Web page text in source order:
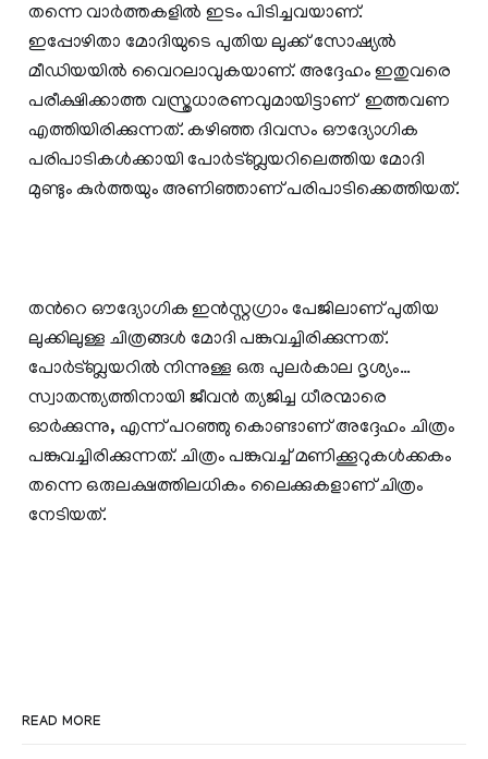
തന്നെ വാർത്തകളിൽ ഇടം പിടിച്ചവയാണ്.
ഇപ്പോഴിതാ മോദിയുടെ പുതിയ ലുക്ക് സോഷ്യൽ
മീഡിയയിൽ വൈറലാവുകയാണ്. അദ്ദേഹം ഇതുവരെ
പരീക്ഷിക്കാത്ത വസ്ത്രധാരണവുമായിട്ടാണ് ഇത്തവണ
എത്തിയിരിക്കുന്നത്. കഴിഞ്ഞ ദിവസം ഔദ്യോഗിക
പരിപാടികൾക്കായി പോർട്ബ്ലയറിലെത്തിയ മോദി
മുണ്ടും കുർത്തയും അണിഞ്ഞാണ് പരിപാടിക്കെത്തിയത്.
തന്‍റെ ഔദ്യോഗിക ഇൻസ്റ്റഗ്രാം പേജിലാണ് പുതിയ
ലുക്കിലുള്ള ചിത്രങ്ങൾ മോദി പങ്കുവച്ചിരിക്കുന്നത്.
പോർട്ബ്ലയറിൽ നിന്നുള്ള ഒരു പുലർകാല ദൃശ്യം…
സ്വാതന്ത്യത്തിനായി ജീവൻ ത്യജിച്ച ധീരന്മാരെ
ഓർക്കുന്നു, എന്ന് പറഞ്ഞു കൊണ്ടാണ് അദ്ദേഹം ചിത്രം
പങ്കുവച്ചിരിക്കുന്നത്. ചിത്രം പങ്കുവച്ച് മണിക്കൂറുകൾക്കകം
തന്നെ ഒരുലക്ഷത്തിലധികം ലൈക്കുകളാണ് ചിത്രം
നേടിയത്.
READ MORE